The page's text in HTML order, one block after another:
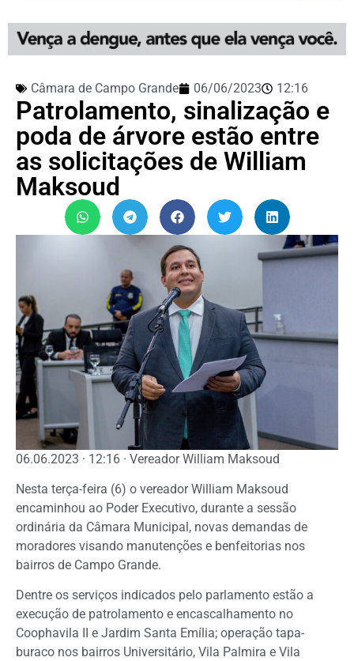
Câmara de Campo Grande 06/06/2023 12:16
Patrolamento, sinalização e
poda de árvore estão entre
as solicitações de William
Maksoud
06.06.2023 · 12:16 · Vereador William Maksoud
Nesta terça-feira (6) o vereador William Maksoud
encaminhou ao Poder Executivo, durante a sessão
ordinária da Câmara Municipal, novas demandas de
moradores visando manutenções e benfeitorias nos
bairros de Campo Grande.
Dentre os serviços indicados pelo parlamento estão a
execução de patrolamento e encascalhamento no
Coophavila II e Jardim Santa Emília; operação tapa-
buraco nos bairros Universitário, Vila Palmira e Vila